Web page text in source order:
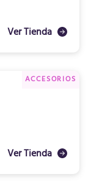
Ver Tienda
ACCESORIOS
Ver Tienda